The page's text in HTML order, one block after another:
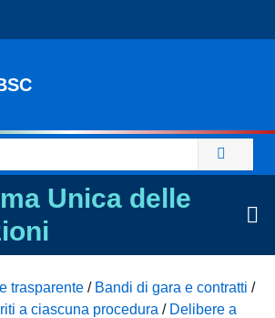
Unica delle
trasparente / Bandi di gara e contratti /
a ciascuna procedura / Delibere a